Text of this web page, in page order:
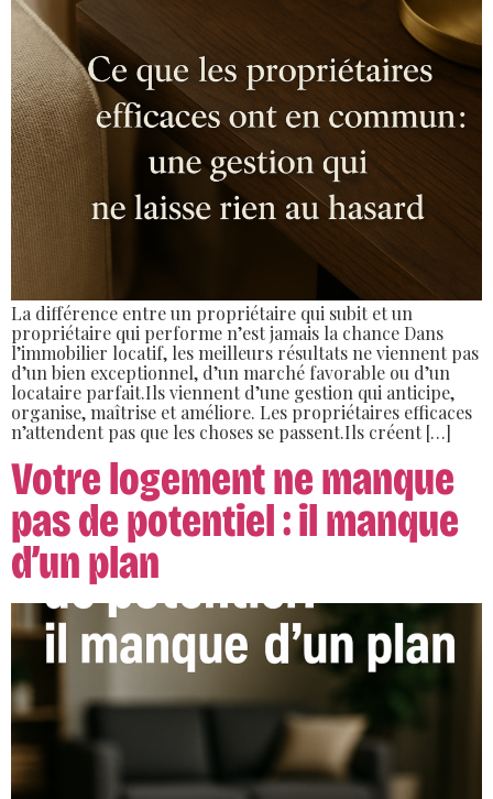
La différence entre un propriétaire qui subit et un
propriétaire qui performe n’est jamais la chance Dans
l’immobilier locatif, les meilleurs résultats ne viennent pas
d’un bien exceptionnel, d’un marché favorable ou d’un
locataire parfait.Ils viennent d’une gestion qui anticipe,
organise, maîtrise et améliore. Les propriétaires efficaces
n’attendent pas que les choses se passent.Ils créent […]
Votre logement ne manque
pas de potentiel : il manque
d’un plan